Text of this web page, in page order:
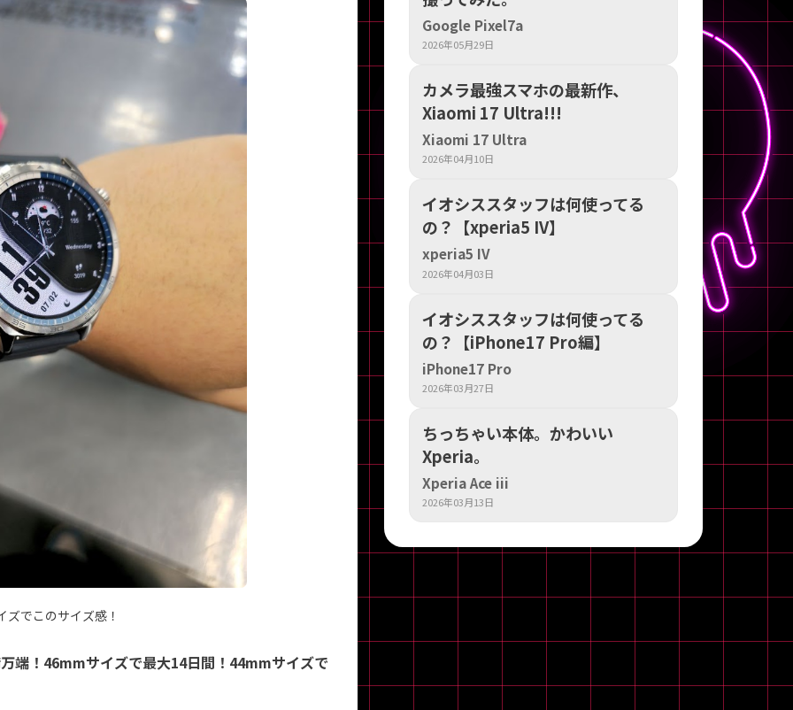
でこのサイズ感！
端！46mmサイズで最大14日間！44mmサイズで
Google Pixel7a
2026年05月29日
カメラ最強スマホの最新作、
Xiaomi 17 Ultra!!!
Xiaomi 17 Ultra
2026年04月10日
イオシススタッフは何使ってる
の？【xperia5 IV】
xperia5 IV
2026年04月03日
イオシススタッフは何使ってる
の？【iPhone17 Pro編】
iPhone17 Pro
2026年03月27日
ちっちゃい本体。かわいい
Xperia。
Xperia Ace iii
2026年03月13日
メモリ
モニタサイズ
月 から
月 まで